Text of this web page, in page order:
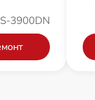
3900DN